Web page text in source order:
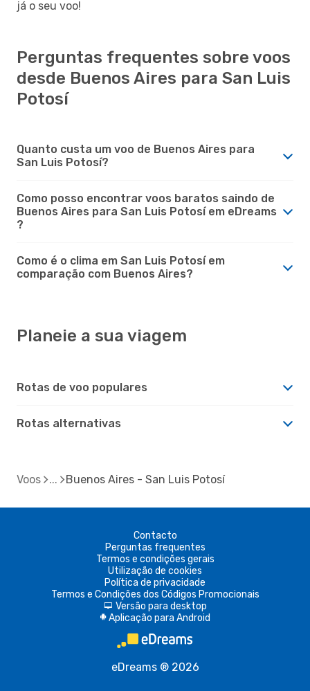
já o seu voo!
Perguntas frequentes sobre voos
desde Buenos Aires para San Luis
Potosí
Quanto custa um voo de Buenos Aires para
San Luis Potosí?
Como posso encontrar voos baratos saindo de
Buenos Aires para San Luis Potosí em eDreams
?
Como é o clima em San Luis Potosí em
comparação com Buenos Aires?
Planeie a sua viagem
Rotas de voo populares
Rotas alternativas
Voos Buenos Aires - San Luis Potosí
Contacto
Perguntas frequentes
Termos e condições gerais
Utilização de cookies
Política de privacidade
Termos e Condições dos Códigos Promocionais
d Versão para desktop
A Aplicação para Android
eDreams ® 2026